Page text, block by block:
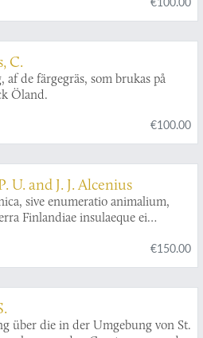
C.
af de färgegräs, som brukas på
Öland.
€100.00
U. and J. J. Alcenius
sive enumeratio animalium,
Finlandiae insulaeque ei
modeste exhibent mag. Petrus
stip. publ. Ostrobotnienses.
d. XIII Martii MDCCCXIX h.
€150.00
über die in der Umgebung von St.